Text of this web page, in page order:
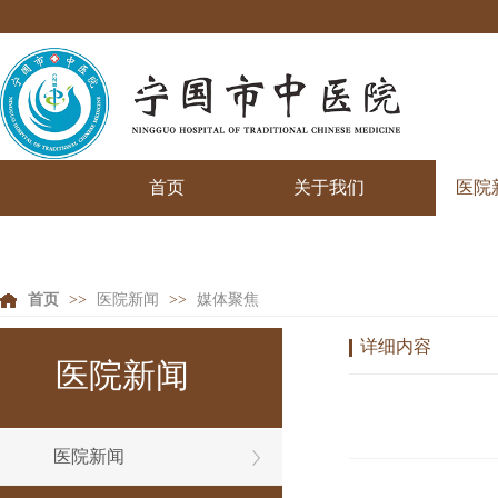
首页 关于我们 医院
首页 >> 医院新闻 >> 媒体聚焦
医院新闻
医院新闻
详细内容